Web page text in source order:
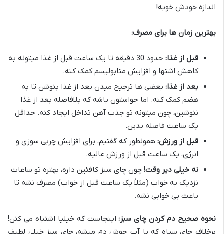
اندازه خودش خوبه!
بهترین زمان ها برای مصرف:
قبل از غذا:
حدود 30 دقیقه تا یک ساعت قبل از غذا میتونه به
کاهش اشتها و افزایش متابولیسم کمک کنه.
بعد از غذا: بعضی ها ترجیح میدن بعد از غذا بنوشن تا به
هضم کمک کنه. اما حواستون باشه که بلافاصله بعد از غذا
ننوشین، چون میتونه تو جذب آهن تداخل ایجاد کنه. حداقل
یک ساعت فاصله بدین.
قبل از ورزش: همونطور که گفتیم، برای افزایش چربی سوزی و
انرژی، یک ساعت قبل از ورزش عالیه.
نه خیلی دیر وقت! چون چای سبز کافئین داره، بهتره تو ساعات
نزدیک به خواب (مثلاً یک ساعت قبل از خواب) مصرف نشه تا
باعث بی خوابی نشه.
نحوه صحیح دم کردن چای سبز:اینجاست که خیلیا اشتباه می کنن!
برخلاف چای سیاه که با آب جوش دم میشه، چای سبز خیلی لطیف